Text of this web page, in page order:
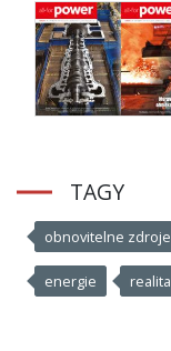
TAGY
obnovitelne zdroje
energie realita